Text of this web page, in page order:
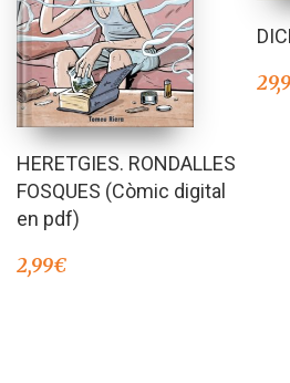
HERETGIES. RONDALLES
FOSQUES (Còmic digital
en pdf)
2,99€